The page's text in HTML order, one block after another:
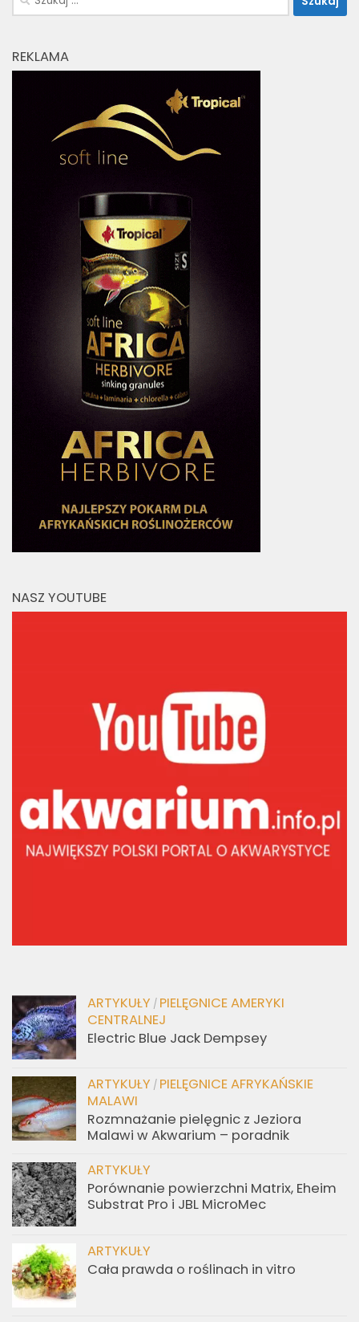
REKLAMA
NASZ YOUTUBE
ARTYKUŁY / PIELĘGNICE AMERYKI
CENTRALNEJ
Electric Blue Jack Dempsey
ARTYKUŁY / PIELĘGNICE AFRYKAŃSKIE
MALAWI
Rozmnażanie pielęgnic z Jeziora
Malawi w Akwarium – poradnik
ARTYKUŁY
Porównanie powierzchni Matrix, Eheim
Substrat Pro i JBL MicroMec
ARTYKUŁY
Cała prawda o roślinach in vitro